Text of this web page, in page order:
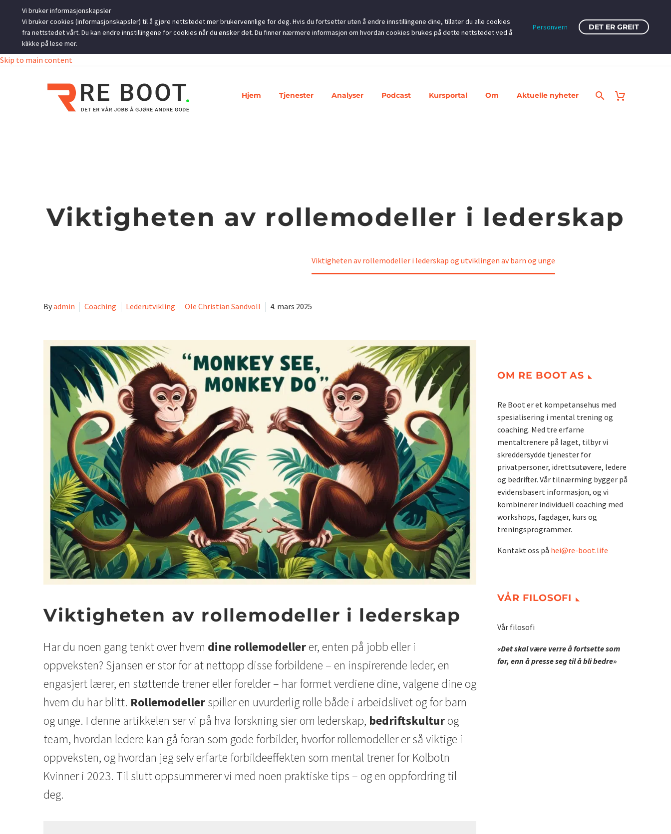
Skip to main content
Hjem Tjenester Analyser Podcast Kursportal Om Aktuelle nyheter
Viktigheten av rollemodeller i lederskap
Viktigheten av rollemodeller i lederskap og utviklingen av barn og unge
Byadmin Coaching Lederutvikling Ole Christian Sandvoll 4. mars 2025
Viktigheten av rollemodeller i lederskap
Har du noen gang tenkt over hvem dine rollemodellerer, enten på jobb eller i
oppveksten? Sjansen er stor for at nettopp disse forbildene – en inspirerende leder, en
engasjert lærer, en støttende trener eller forelder – har formet verdiene dine, valgene dine og
hvem du har blitt. Rollemodellerspiller en uvurderlig rolle både i arbeidslivet og for barn
og unge. I denne artikkelen ser vi på hva forskning sier om lederskap, bedriftskulturog
team, hvordan ledere kan gå foran som gode forbilder, hvorfor rollemodeller er så viktige i
oppveksten, og hvordan jeg selv erfarte forbildeeffekten som mental trener for Kolbotn
Kvinner i 2023. Til slutt oppsummerer vi med noen praktiske tips – og en oppfordring til
deg.
OM RE BOOT AS
Re Boot er et kompetansehus med
spesialisering i mental trening og
coaching. Med tre erfarne
mentaltrenere på laget, tilbyr vi
skreddersydde tjenester for
privatpersoner, idrettsutøvere, ledere
og bedrifter. Vår tilnærming bygger på
evidensbasert informasjon, og vi
kombinerer individuell coaching med
workshops, fagdager, kurs og
treningsprogrammer.
Kontakt oss på hei@re-boot.life
VÅR FILOSOFI
Vår filosofi
«Det skal være verre å fortsette som
før, enn å presse seg til å bli bedre»
Vi bruker informasjonskapsler
Vi bruker cookies (informasjonskapsler) til å gjøre nettstedet mer brukervennlige for deg. Hvis du fortsetter uten å endre innstillingene dine, tillater du alle cookies
fra nettstedet vårt. Du kan endre innstillingene for cookies når du ønsker det. Du finner nærmere informasjon om hvordan cookies brukes på dette nettstedet ved å
klikke på lese mer.
Personvern DET ER GREIT